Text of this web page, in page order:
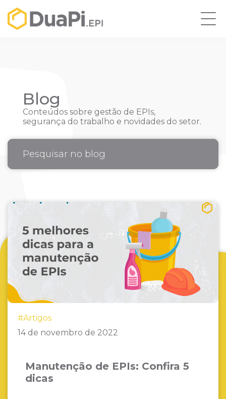
Blog
Conteúdos sobre gestão de EPIs,
segurança do trabalho e novidades do setor.
#Artigos
14 de novembro de 2022
Manutenção de EPIs: Confira 5
dicas